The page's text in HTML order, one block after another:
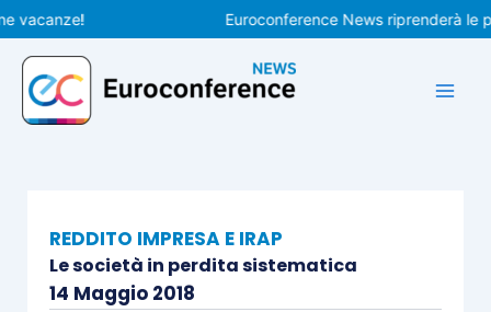
Vai
al
contenuto
Euroconference News riprenderà le
REDDITO IMPRESA E IRAP
Le società in perdita sistematica
14 Maggio 2018